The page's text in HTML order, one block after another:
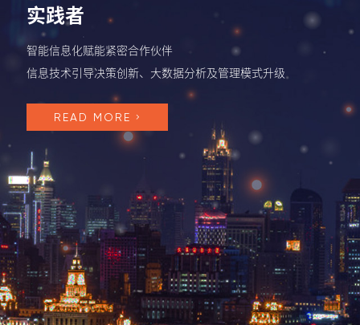
实践者
智能信息化赋能紧密合作伙伴
信息技术引导决策创新、大数据分析及管理模式升级
READ MORE